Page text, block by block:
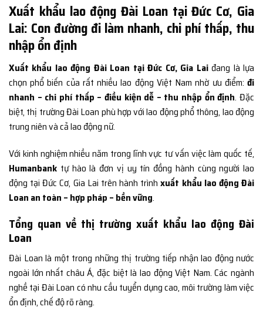
Xuất khẩu lao động Đài Loan tại Đức Cơ, Gia
Lai: Con đường đi làm nhanh, chi phí thấp, thu
nhập ổn định
Xuất khẩu lao động Đài Loan tại Đức Cơ, Gia Laiđang là lựa
chọn phổ biến của rất nhiều lao động Việt Nam nhờ ưu điểm: đi
nhanh – chi phí thấp – điều kiện dễ – thu nhập ổn định. Đặc
biệt, thị trường Đài Loan phù hợp với lao động phổ thông, lao động
trung niên và cả lao động nữ.
Với kinh nghiệm nhiều năm trong lĩnh vực tư vấn việc làm quốc tế,
Humanbank tự hào là đơn vị uy tín đồng hành cùng người lao
động tại Đức Cơ, Gia Lai trên hành trìnhxuất khẩu lao động Đài
Loan an toàn – hợp pháp – bền vững.
Tổng quan về thị trường xuất khẩu lao động Đài
Loan
Đài Loan là một trong những thị trường tiếp nhận lao động nước
ngoài lớn nhất châu Á, đặc biệt là lao động Việt Nam. Các ngành
nghề tại Đài Loan có nhu cầu tuyển dụng cao, môi trường làm việc
ổn định, chế độ rõ ràng.